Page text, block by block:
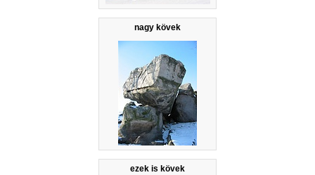
nagy kövek
ezek is kövek